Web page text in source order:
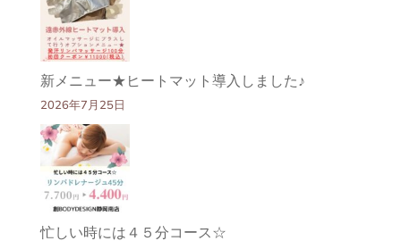
新メニュー★ヒートマット導入しました♪
2026年7月25日
忙しい時には４５分コース☆